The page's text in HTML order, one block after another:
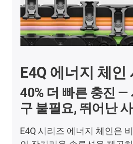
E4Q 에너지 체인
40% 더 빠른 충진 —
구 불필요, 뛰어난
E4Q 시리즈 에너지 체인은